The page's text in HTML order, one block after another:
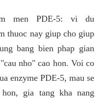
men PDE-5: vi du
thuoc nay giup cho giup
bang bien phap gian
nho" cao hon. Voi co
enzyme PDE-5, mau se
gia tang kha nang